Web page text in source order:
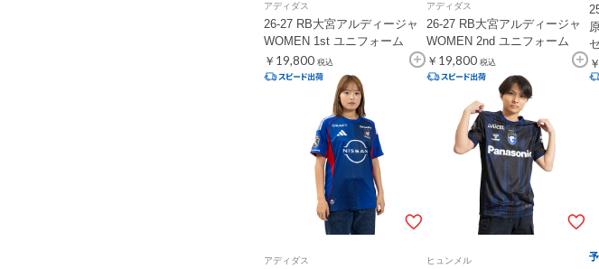
アディダス
26-27 RB大宮アルディージャ
WOMEN 1st ユニフォーム
￥19,800 税込
アディダス
26-27 RB大宮アルディージャ
WOMEN 2nd ユニフォーム
￥19,800 税込
アディダス ヒュンメル